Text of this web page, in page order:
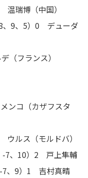
瑞博（中国）
、9、5）0 デューダ
フランス）
ンコ（カザフスタ
ルス（モルドバ）
-7、10）2 戸上隼輔
-7、9）1 吉村真晴